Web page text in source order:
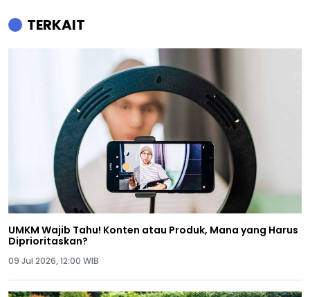
TERKAIT
UMKM Wajib Tahu! Konten atau Produk, Mana yang Harus
Diprioritaskan?
09 Jul 2026, 12:00 WIB